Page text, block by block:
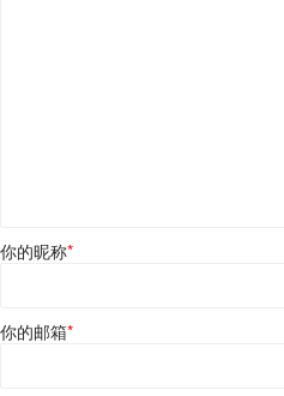
你的昵称*
你的邮箱*